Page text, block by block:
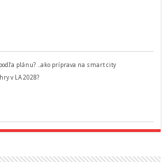
plánu? ..ako príprava na smart city
v LA 2028?